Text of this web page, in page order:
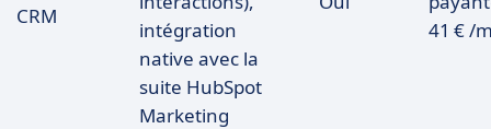
CRM
intégration
native avec la
suite HubSpot
Marketing
41 € /